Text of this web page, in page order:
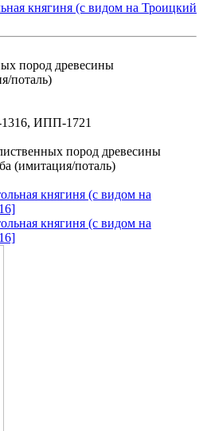
княгиня (с видом на Троицкий
пород древесины
поталь)
ИПП-1721
пород древесины
(имитация/поталь)